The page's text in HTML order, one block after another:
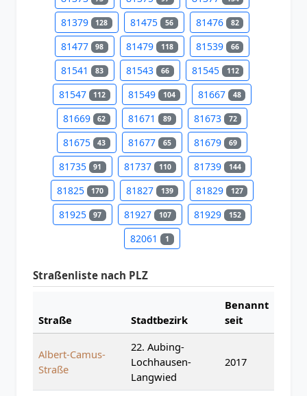
81379 128 81475 56 81476 82
81477 98 81479 118 81539 66
81541 83 81543 66 81545 112
81547 112 81549 104 81667 48
81669 62 81671 89 81673 72
81675 43 81677 65 81679 69
81735 91 81737 110 81739 144
81825 170 81827 139 81829 127
81925 97 81927 107 81929 152
82061 1
Straßenliste nach PLZ
Straße Stadtbezirk
Benannt
seit
Albert-Camus-
Straße
22. Aubing-
Lochhausen-
Langwied
2017